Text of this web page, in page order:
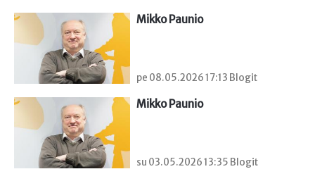
Mikko Paunio
pe 08.05.2026 17:13 Blogit
Mikko Paunio
su 03.05.2026 13:35 Blogit